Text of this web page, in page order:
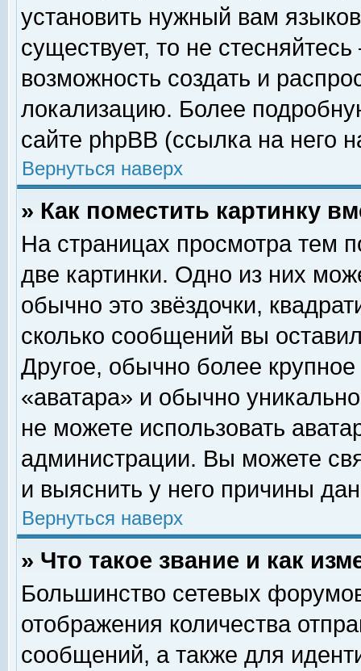
установить нужный вам
существует, то не
возможность создать и
локализацию. Более
сайте phpBB (ссылка на него
Вернуться наверх
» Как поместить картинку
На страницах просмотра тем
две картинки. Одно из них
обычно это звёздочки,
сколько сообщений вы
Другое, обычно более
«аватара» и обычно
не можете использовать
администрации. Вы можете
и выяснить у него причины
Вернуться наверх
» Что такое звание и как
Большинство сетевых
отображения количества
сообщений, а также для